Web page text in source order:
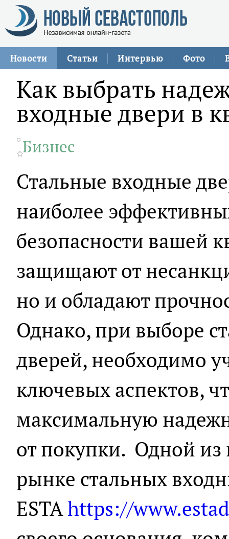
Новости Статьи Интервью Фото
Как выбрать
входные двери в
Бизнес
Стальные входные
наиболее
безопасности вашей
защищают от
но и обладают
Однако, при выборе
дверей, необходимо
ключевых аспектов,
максимальную
от покупки. Одной
рынке стальных
ESTAhttps://